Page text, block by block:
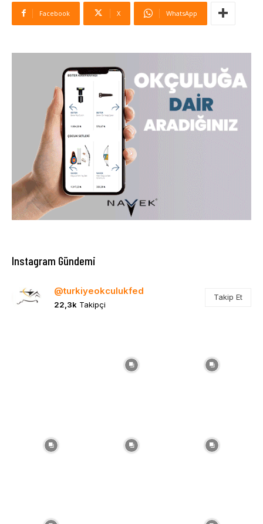
Facebook X WhatsApp
Instagram Gündemi
@turkiyeokculukfed
22,3k Takipçi
Takip Et